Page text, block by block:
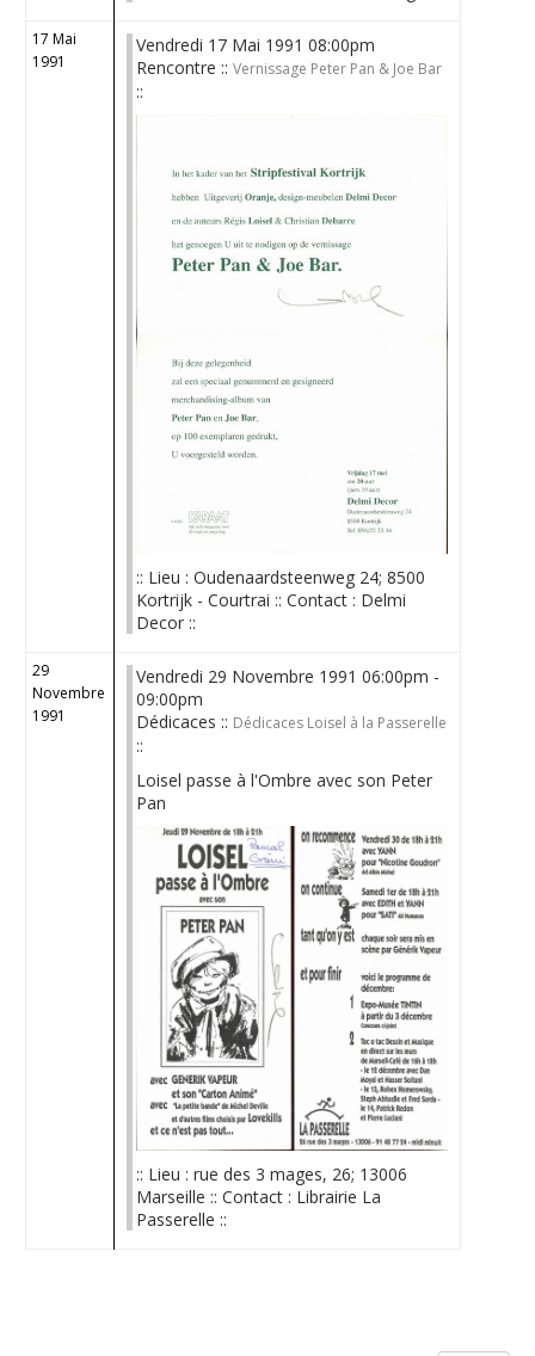
17 Mai
1991
Vendredi 17 Mai 1991 08:00pm
Rencontre ::Vernissage Peter Pan & Joe Bar
::
:: Lieu : Oudenaardsteenweg 24; 8500
Kortrijk - Courtrai :: Contact : Delmi
Decor ::
29
Novembre
1991
Vendredi 29 Novembre 1991 06:00pm -
09:00pm
Dédicaces :: Dédicaces Loisel à la Passerelle
::
Loisel passe à l'Ombre avec son Peter
Pan
:: Lieu : rue des 3 mages, 26; 13006
Marseille :: Contact : Librairie La
Passerelle ::